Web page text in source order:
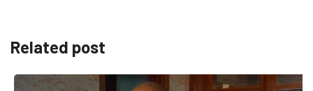
Related post